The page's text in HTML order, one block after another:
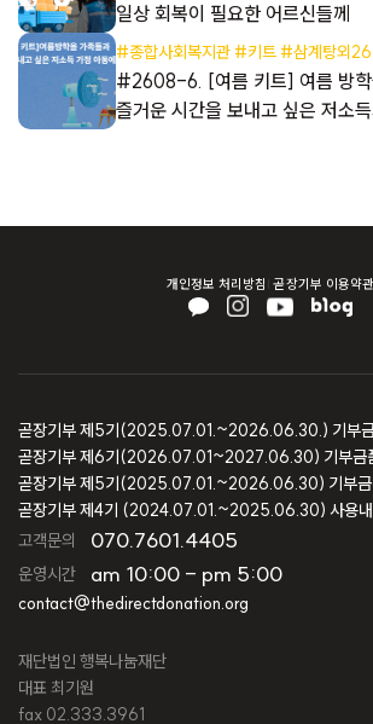
일상 회복이 필요한 어르신들께
#종합사회복지관 #키트 #삼계탕외
#2608-6. [여름 키트] 여름 방학
즐거운 시간을 보내고 싶은 저소
개인정보 처리방침 곧장기부 이용약관
고객문의 070.7601.4405
운영시간 am 10:00 - pm 5:00
contact@thedirectdonation.org
재단법인 행복나눔재단
대표 최기원
fax 02.333.3961